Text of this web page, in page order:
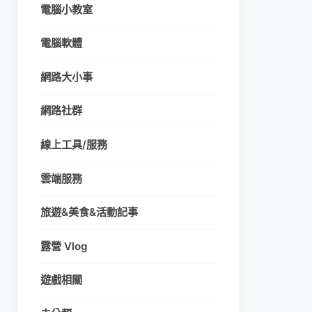
電腦小教室
電腦軟體
網路大小事
網路社群
線上工具/服務
雲端服務
旅遊&美食&活動記事
露營 Vlog
遊戲相關